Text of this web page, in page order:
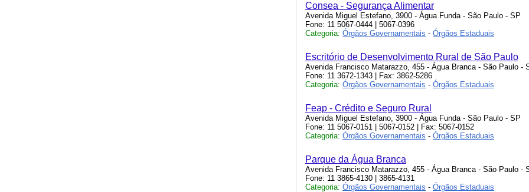
Consea - Segurança Alimentar
Avenida Miguel Estefano, 3900 - Água Funda - São Paulo - SP
Fone: 11 5067-0444 | 5067-0396
Categoria: Órgãos Governamentais - Órgãos Estaduais
Escritório de Desenvolvimento Rural de São Paulo
Avenida Francisco Matarazzo, 455 - Água Branca - São Paulo -
Fone: 11 3672-1343 | Fax: 3862-5286
Categoria: Órgãos Governamentais - Órgãos Estaduais
Feap - Crédito e Seguro Rural
Avenida Miguel Estefano, 3900 - Água Funda - São Paulo - SP
Fone: 11 5067-0151 | 5067-0152 | Fax: 5067-0152
Categoria: Órgãos Governamentais - Órgãos Estaduais
Parque da Água Branca
Avenida Francisco Matarazzo, 455 - Água Branca - São Paulo -
Fone: 11 3865-4130 | 3865-4131
Categoria: Órgãos Governamentais - Órgãos Estaduais